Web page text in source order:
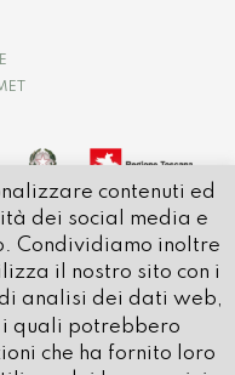
e C.FISC. IT01032580514
contenuti ed
dei social media e
Condividiamo inoltre
il nostro sito con i
analisi dei dati web,
quali potrebbero
che ha fornito loro